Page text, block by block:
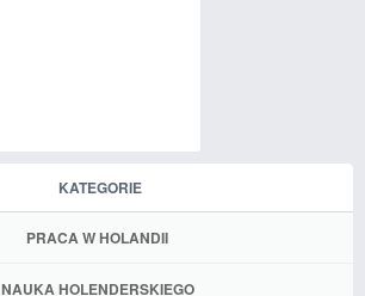
KATEGORIE
PRACA W HOLANDII
NAUKA HOLENDERSKIEGO